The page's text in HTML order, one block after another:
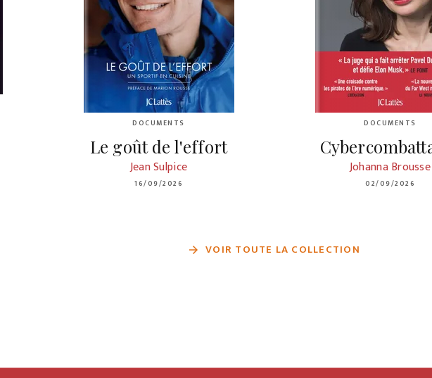
DOCUMENTS
Le goût de l'effort
Jean Sulpice
16/09/2026
DOCUMENTS
Johanna Brousse
02/09/2026
arrow_forward VOIR TOUTE LA COLLECTION